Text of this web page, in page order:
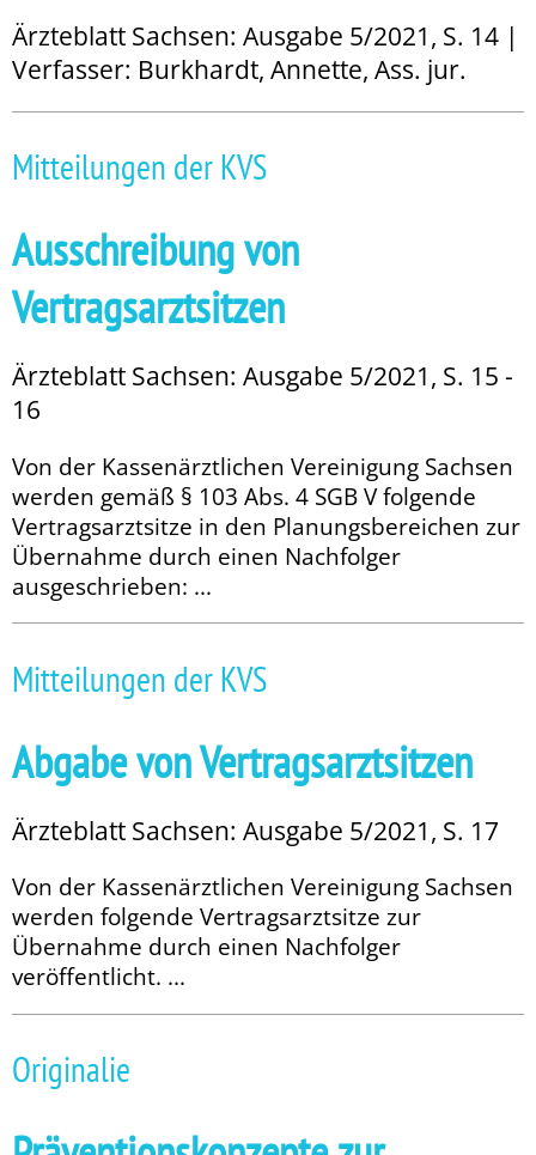
Ärzteblatt Sachsen: Ausgabe 5/2021, S. 14 |
Verfasser: Burkhardt, Annette, Ass. jur.
Mitteilungen der KVS
Ausschreibung von
Vertragsarztsitzen
Ärzteblatt Sachsen: Ausgabe 5/2021, S. 15 -
16
Von der Kassenärztlichen Vereinigung Sachsen
werden gemäß § 103 Abs. 4 SGB V folgende
Vertragsarztsitze in den Planungsbereichen zur
Übernahme durch einen Nachfolger
ausgeschrieben: ...
Mitteilungen der KVS
Abgabe von Vertragsarztsitzen
Ärzteblatt Sachsen: Ausgabe 5/2021, S. 17
Von der Kassenärztlichen Vereinigung Sachsen
werden folgende Vertragsarztsitze zur
Übernahme durch einen Nachfolger
veröffentlicht. ...
Originalie